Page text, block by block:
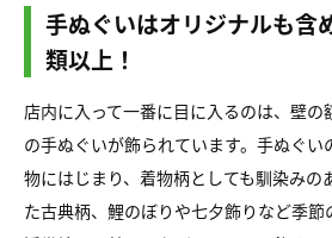
手ぬぐいはオリジナルも含
類以上！
店内に入って一番に目に入るのは、壁の
の手ぬぐいが飾られています。手ぬぐ
物にはじまり、着物柄としても馴染みの
た古典柄、鯉のぼりや七夕飾りなど季節